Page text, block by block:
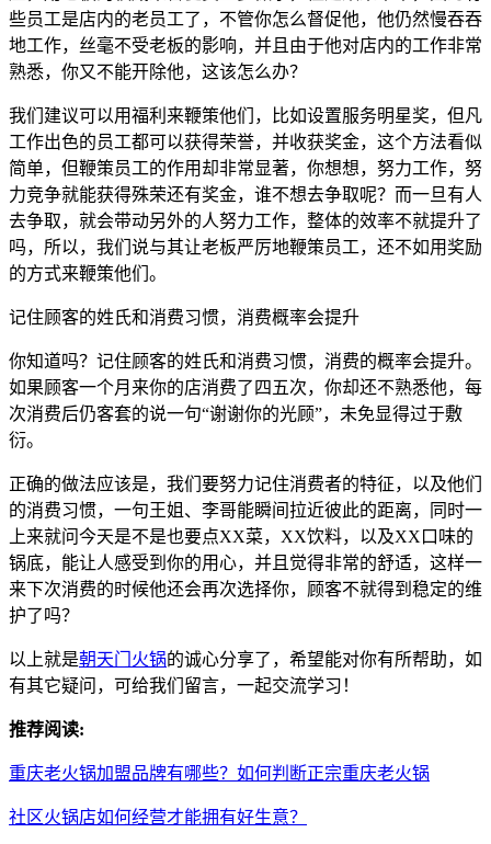
些员工是店内的老员工了，不管你怎么督促他，他仍然慢吞吞
地工作，丝毫不受老板的影响，并且由于他对店内的工作非常
熟悉，你又不能开除他，这该怎么办？
我们建议可以用福利来鞭策他们，比如设置服务明星奖，但凡
工作出色的员工都可以获得荣誉，并收获奖金，这个方法看似
简单，但鞭策员工的作用却非常显著，你想想，努力工作，努
力竞争就能获得殊荣还有奖金，谁不想去争取呢？而一旦有人
去争取，就会带动另外的人努力工作，整体的效率不就提升了
吗，所以，我们说与其让老板严厉地鞭策员工，还不如用奖励
的方式来鞭策他们。
记住顾客的姓氏和消费习惯，消费概率会提升
你知道吗？记住顾客的姓氏和消费习惯，消费的概率会提升。
如果顾客一个月来你的店消费了四五次，你却还不熟悉他，每
次消费后仍客套的说一句“谢谢你的光顾”，未免显得过于敷
衍。
正确的做法应该是，我们要努力记住消费者的特征，以及他们
的消费习惯，一句王姐、李哥能瞬间拉近彼此的距离，同时一
上来就问今天是不是也要点XX菜，XX饮料，以及XX口味的
锅底，能让人感受到你的用心，并且觉得非常的舒适，这样一
来下次消费的时候他还会再次选择你，顾客不就得到稳定的维
护了吗？
以上就是朝天门火锅的诚心分享了，希望能对你有所帮助，如
有其它疑问，可给我们留言，一起交流学习！
推荐阅读:
重庆老火锅加盟品牌有哪些？如何判断正宗重庆老火锅
社区火锅店如何经营才能拥有好生意？